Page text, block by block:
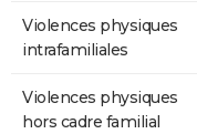
Violences physiques
intrafamiliales
Violences physiques
hors cadre familial